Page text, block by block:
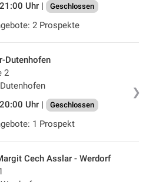
Uhr |
Geschlossen
2 Prospekte
❯
Dutenhofen
2
Uhr |
Geschlossen
1 Prospekt
Cech Asslar - Werdorf